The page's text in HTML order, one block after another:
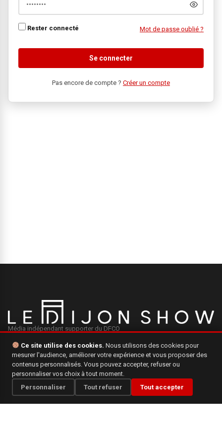
Rester connecté Mot de passe oublié ?
Se connecter
Pas encore de compte ? Créer un compte
Média indépendant supporter du DFCO
INFORMATIONS
Mentions légales
Qui sommes-nous ?
Ce site utilise des cookies. Nous utilisons des cookies pour
mesurer l'audience, améliorer votre expérience et vous proposer des
contenus personnalisés. Vous pouvez accepter, refuser ou
personnaliser vos choix à tout moment.
Personnaliser
Tout refuser Tout accepter